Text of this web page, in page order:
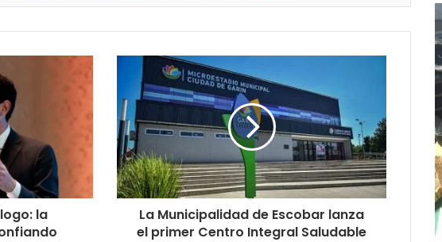
la
La Municipalidad de Escobar lanza
el primer Centro Integral Saludable